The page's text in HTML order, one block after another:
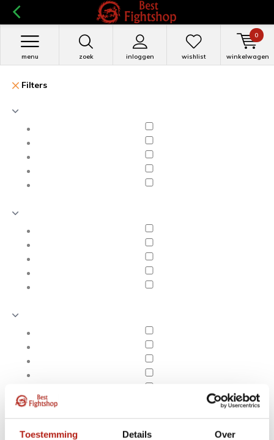
Toestemming Details Over
zoek inloggen
menu wishlist winkelwagen
0
Filters